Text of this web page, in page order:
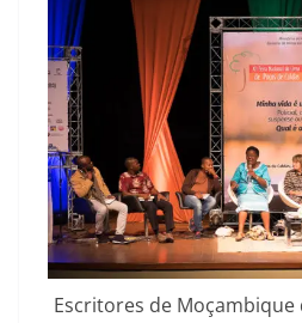
Escritores de